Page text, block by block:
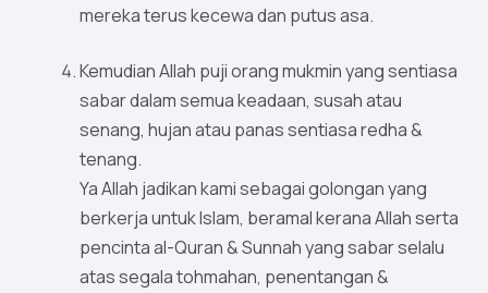
mereka terus kecewa dan putus asa.
Kemudian Allah puji orang mukmin yang sentiasa
sabar dalam semua keadaan, susah atau
senang, hujan atau panas sentiasa redha &
tenang.
Ya Allah jadikan kami sebagai golongan yang
berkerja untuk Islam, beramal kerana Allah serta
pencinta al-Quran & Sunnah yang sabar selalu
atas segala tohmahan, penentangan &